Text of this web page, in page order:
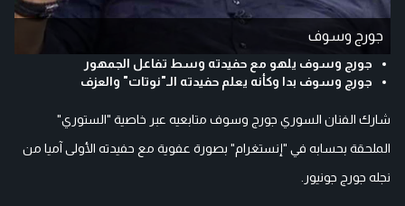
جورج وسوف
جورج وسوف يلهو مع حفيدته وسط تفاعل الجمهور
جورج وسوف بدا وكأنه يعلم حفيدته الـ"نوتات" والعزف
شارك الفنان السوري جورج وسوف متابعيه عبر خاصية "الستوري"
الملحقة بحسابه في "إنستغرام" بصورة عفوية مع حفيدته الأولى آميا من
نجله جورج جونيور.